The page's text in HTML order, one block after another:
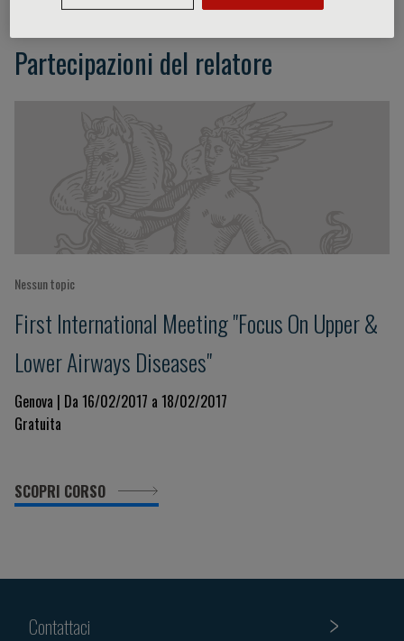
Partecipazioni del relatore
Nessun topic
First International Meeting "Focus On Upper &
Lower Airways Diseases"
Genova | Da 16/02/2017 a 18/02/2017
Gratuita
SCOPRI CORSO
Contattaci